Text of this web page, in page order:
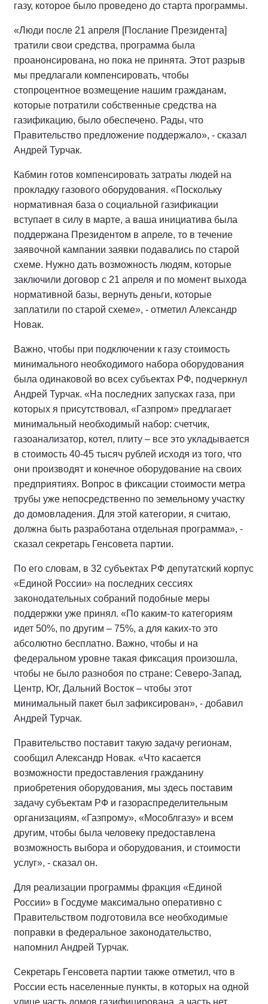
газу, которое было проведено до старта программы.
«Люди после 21 апреля [Послание Президента]
тратили свои средства, программа была
проанонсирована, но пока не принята. Этот разрыв
мы предлагали компенсировать, чтобы
стопроцентное возмещение нашим гражданам,
которые потратили собственные средства на
газификацию, было обеспечено. Рады, что
Правительство предложение поддержало», - сказал
Андрей Турчак.
Кабмин готов компенсировать затраты людей на
прокладку газового оборудования. «Поскольку
нормативная база о социальной газификации
вступает в силу в марте, а ваша инициатива была
поддержана Президентом в апреле, то в течение
заявочной кампании заявки подавались по старой
схеме. Нужно дать возможность людям, которые
заключили договор с 21 апреля и по момент выхода
нормативной базы, вернуть деньги, которые
заплатили по старой схеме», - отметил Александр
Новак.
Важно, чтобы при подключении к газу стоимость
минимального необходимого набора оборудования
была одинаковой во всех субъектах РФ, подчеркнул
Андрей Турчак. «На последних запусках газа, при
которых я присутствовал, «Газпром» предлагает
минимальный необходимый набор: счетчик,
газоанализатор, котел, плиту – все это укладывается
в стоимость 40-45 тысяч рублей исходя из того, что
они производят и конечное оборудование на своих
предприятиях. Вопрос в фиксации стоимости метра
трубы уже непосредственно по земельному участку
до домовладения. Для этой категории, я считаю,
должна быть разработана отдельная программа», -
сказал секретарь Генсовета партии.
По его словам, в 32 субъектах РФ депутатский корпус
«Единой России» на последних сессиях
законодательных собраний подобные меры
поддержки уже принял. «По каким-то категориям
идет 50%, по другим – 75%, а для каких-то это
абсолютно бесплатно. Важно, чтобы и на
федеральном уровне такая фиксация произошла,
чтобы не было разнобоя по стране: Северо-Запад,
Центр, Юг, Дальний Восток – чтобы этот
минимальный пакет был зафиксирован», - добавил
Андрей Турчак.
Правительство поставит такую задачу регионам,
сообщил Александр Новак. «Что касается
возможности предоставления гражданину
приобретения оборудования, мы здесь поставим
задачу субъектам РФ и газораспределительным
организациям, «Газпрому», «Мособлгазу» и всем
другим, чтобы была человеку предоставлена
возможность выбора и оборудования, и стоимости
услуг», - сказал он.
Для реализации программы фракция «Единой
России» в Госдуме максимально оперативно с
Правительством подготовила все необходимые
поправки в федеральное законодательство,
напомнил Андрей Турчак.
Секретарь Генсовета партии также отметил, что в
России есть населенные пункты, в которых на одной